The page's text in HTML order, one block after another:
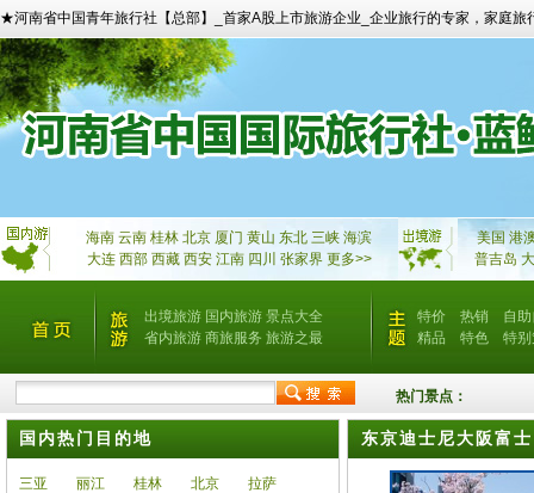
★河南省中国青年旅行社【总部】_首家A股上市旅游企业_企业旅行的专家，家庭旅
海南 云南 桂林 北京 厦门 黄山 东北 三峡 海滨
大连 西部 西藏 西安 江南 四川 张家界 更多>>
美国 港
普吉岛
出境旅游 国内旅游 景点大全
省内旅游 商旅服务 旅游之最
特价 热销
自
精品
特色 特
热门景点：
国内热门目的地
三亚 丽江 桂林 北京
拉萨
东京迪士尼大阪富